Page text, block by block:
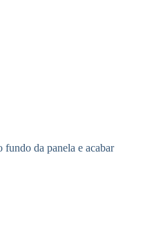
fundo da panela e acabar